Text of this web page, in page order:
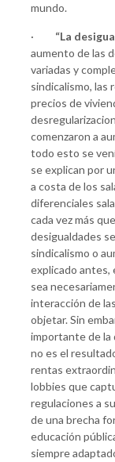
mundo.
· “La
aumento de las
variadas y
sindicalismo, las
precios de
comenzaron a
todo esto se
se explican por
a costa de los
diferenciales
cada vez más
desigualdades
sindicalismo o
explicado antes,
sea
interacción de
objetar. Sin
importante de la
no es el
rentas
lobbies que
regulaciones a
de una brecha
educación
siempre